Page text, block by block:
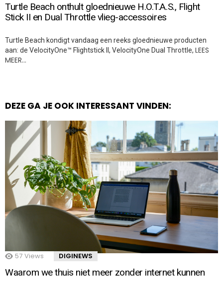
Turtle Beach onthult gloednieuwe H.O.T.A.S., Flight
Stick II en Dual Throttle vlieg-accessoires
Turtle Beach kondigt vandaag een reeks gloednieuwe producten
aan: de VelocityOne™ Flightstick II, VelocityOne Dual Throttle, LEES
MEER…
DEZE GA JE OOK INTERESSANT VINDEN:
57 Views DIGINEWS
Waarom we thuis niet meer zonder internet kunnen